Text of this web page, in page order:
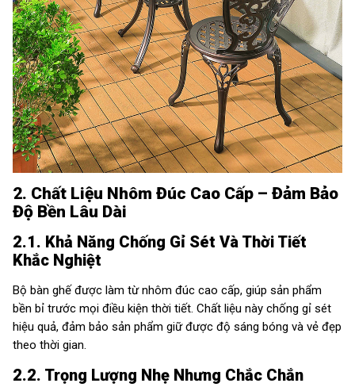
2. Chất Liệu Nhôm Đúc Cao Cấp – Đảm Bảo
Độ Bền Lâu Dài
2.1. Khả Năng Chống Gỉ Sét Và Thời Tiết
Khắc Nghiệt
Bộ bàn ghế được làm từ nhôm đúc cao cấp, giúp sản phẩm
bền bỉ trước mọi điều kiện thời tiết. Chất liệu này chống gỉ sét
hiệu quả, đảm bảo sản phẩm giữ được độ sáng bóng và vẻ đẹp
theo thời gian.
2.2. Trọng Lượng Nhẹ Nhưng Chắc Chắn